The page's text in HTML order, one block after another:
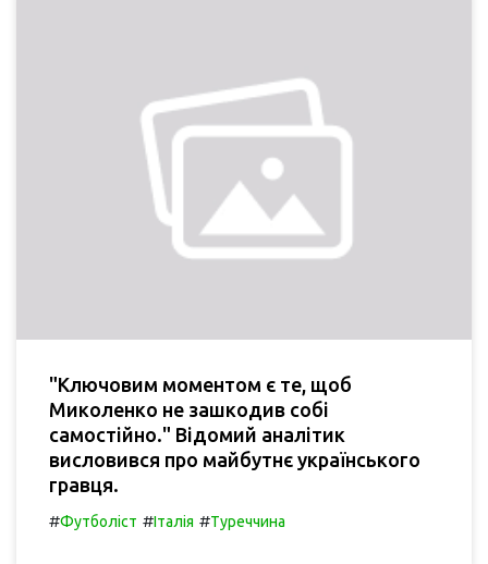
"Ключовим моментом є те, щоб
Миколенко не зашкодив собі
самостійно." Відомий аналітик
висловився про майбутнє українського
гравця.
#Футболіст #Італія #Туреччина